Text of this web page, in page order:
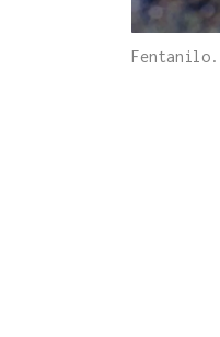
Fentanilo.